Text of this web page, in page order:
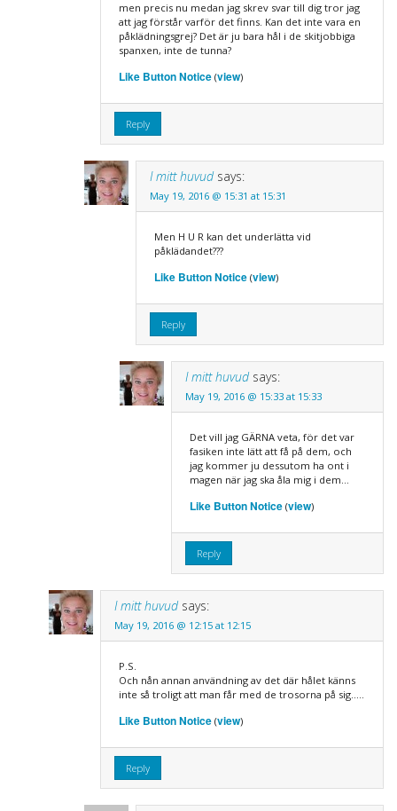
men precis nu medan jag skrev svar till dig tror jag
att jag förstår varför det finns. Kan det inte vara en
påklädningsgrej? Det är ju bara hål i de skitjobbiga
spanxen, inte de tunna?
Like Button Notice(view)
Reply
I mitt huvud says:
May 19, 2016 @ 15:31 at 15:31
Men H U R kan det underlätta vid
påklädandet???
Like Button Notice(view)
Reply
I mitt huvud says:
May 19, 2016 @ 15:33 at 15:33
Det vill jag GÄRNA veta, för det var
fasiken inte lätt att få på dem, och
jag kommer ju dessutom ha ont i
magen när jag ska åla mig i dem…
Like Button Notice(view)
Reply
I mitt huvud says:
May 19, 2016 @ 12:15 at 12:15
P.S.
Och nån annan användning av det där hålet känns
inte så troligt att man får med de trosorna på sig…..
Like Button Notice(view)
Reply